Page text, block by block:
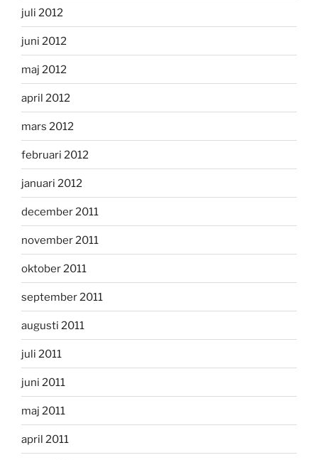
juli 2012
juni 2012
maj 2012
april 2012
mars 2012
februari 2012
januari 2012
december 2011
november 2011
oktober 2011
september 2011
augusti 2011
juli 2011
juni 2011
maj 2011
april 2011